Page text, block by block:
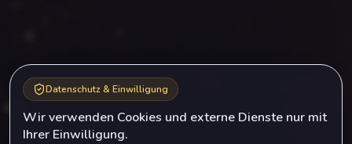
Datenschutz & Einwilligung
Wir verwenden Cookies und externe Dienste nur mit
Ihrer Einwilligung.